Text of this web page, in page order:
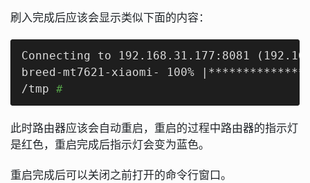
刷入完成后应该会显示类似下面的内容：
Connecting to 192.168.31.177:8081
breed-mt7621-xiaomi- 100%
/tmp #
此时路由器应该会自动重启，重启的过程中路由器的指示灯
是红色，重启完成后指示灯会变为蓝色。
重启完成后可以关闭之前打开的命令行窗口。